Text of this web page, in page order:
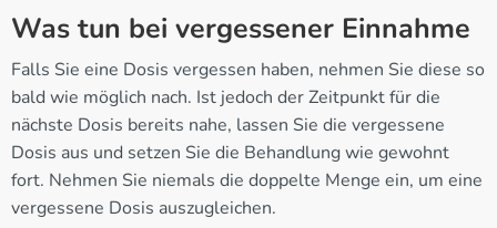
Was tun bei vergessener Einnahme
Falls Sie eine Dosis vergessen haben, nehmen Sie diese so
bald wie möglich nach. Ist jedoch der Zeitpunkt für die
nächste Dosis bereits nahe, lassen Sie die vergessene
Dosis aus und setzen Sie die Behandlung wie gewohnt
fort. Nehmen Sie niemals die doppelte Menge ein, um eine
vergessene Dosis auszugleichen.